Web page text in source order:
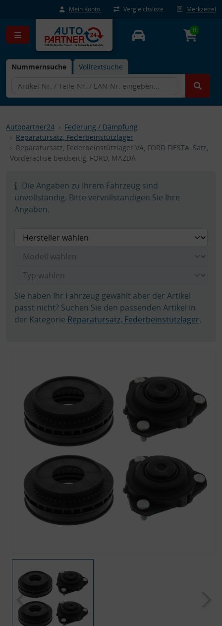
Mein Konto Vergleichsliste Merkzettel
Nummernsuche Volltextsuche
0
Autopartner24
Federung / Dämpfung
Reparatursatz, Federbeinstützlager
Reparatursatz, Federbeinstützlager VA, FORD FIESTA, Satz,
Vorderachse beidseitig, FORD, MAZDA
Die Angaben zu Ihrem Fahrzeug sind
unvollständig. Bitte vervollständigen Sie Ihre
Angaben.
Sie haben Ihr Fahrzeug gewählt aber der Artikel
passt nicht? Suchen Sie den passenden Artikel in
der Kategorie Reparatursatz, Federbeinstützlager.